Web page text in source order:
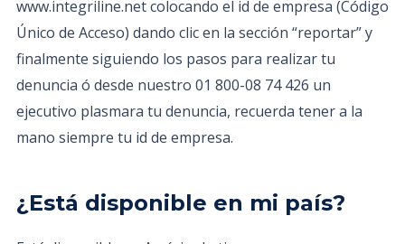
www.integriline.net colocando el id de empresa (Código
Único de Acceso) dando clic en la sección “reportar” y
finalmente siguiendo los pasos para realizar tu
denuncia ó desde nuestro 01 800-08 74 426 un
ejecutivo plasmara tu denuncia, recuerda tener a la
mano siempre tu id de empresa.
¿Está disponible en mi país?